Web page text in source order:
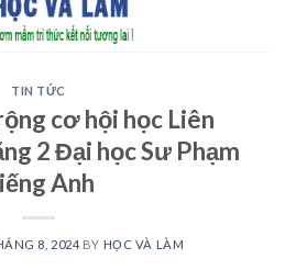
TIN TỨC
cơ hội học Liên
2 Đại học Sư Phạm
Anh
8, 2024 BY HỌC VÀ LÀM